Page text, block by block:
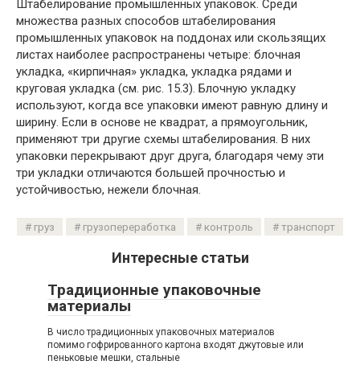
Штабелирование промышленных упаковок. Среди
множества разных способов штабелирования
промышленных упаковок на поддонах или скользящих
листах наиболее распространены четыре: блочная
укладка, «кирпичная» укладка, укладка рядами и
круговая укладка (см. рис. 15.3). Блочную укладку
используют, когда все упаковки имеют равную длину и
ширину. Если в основе не квадрат, а прямоугольник,
применяют три другие схемы штабелирования. В них
упаковки перекрывают друг друга, благодаря чему эти
три укладки отличаются большей прочностью и
устойчивостью, нежели блочная.
груз грузопереработка контроль транспорт
Интересные статьи
Традиционные упаковочные
материалы
В число традиционных упаковочных материалов
помимо гофрированного картона входят джутовые или
пеньковые мешки, стальные